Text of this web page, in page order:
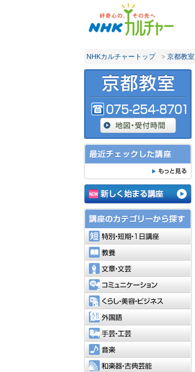
NHKカルチャートップ > 京都教室